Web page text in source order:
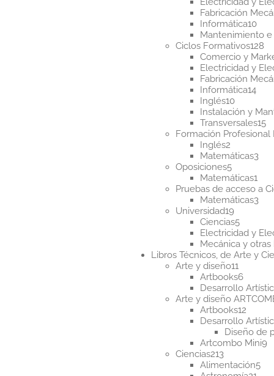
Fabricación
Informática1010
Mantenimiento
Ciclos Formativos128
Comercio y
Electricidad y
Fabricación
Informática1414
Inglés1010
Instalación y
Transversales1515
Formación Profesional
Inglés2
productos
Matemáticas33
Oposiciones55
productos
Matemáticas1
Pruebas de acceso a
Matemáticas33
Universidad19
productos
Ciencias55
Electricidad y
Mecánica y otras
Libros Técnicos, de Arte y
Arte y diseño11
Artbooks66
Desarrollo
Arte y diseño
Artbooks12
Desarrollo
Diseño de
Artcombo Mini9
Ciencias213213
productos
Alimentación55